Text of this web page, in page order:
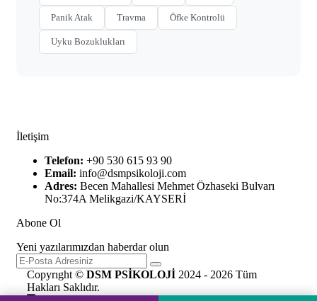
Panik Atak Travma Öfke Kontrolü
Uyku Bozuklukları
İletişim
Telefon: +90 530 615 93 90
Email: info@dsmpsikoloji.com
Adres: Becen Mahallesi Mehmet Özhaseki Bulvarı
No:374A Melikgazi/KAYSERİ
Abone Ol
Yeni yazılarımızdan haberdar olun
Copyrıght © DSM PSİKOLOJİ 2024 - 2026 Tüm
Hakları Saklıdır.